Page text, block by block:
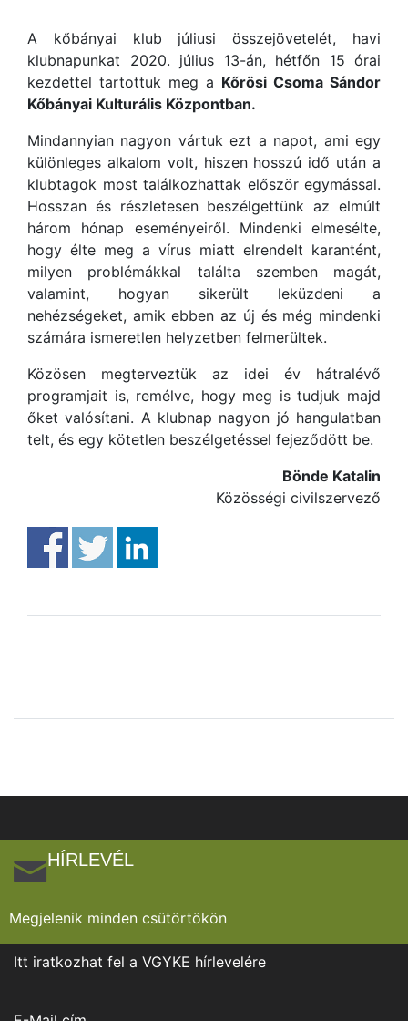
A kőbányai klub júliusi összejövetelét, havi
klubnapunkat 2020. július 13-án, hétfőn 15 órai
kezdettel tartottuk meg a Kőrösi Csoma Sándor
Kőbányai Kulturális Központban.
Mindannyian nagyon vártuk ezt a napot, ami egy
különleges alkalom volt, hiszen hosszú idő után a
klubtagok most találkozhattak először egymással.
Hosszan és részletesen beszélgettünk az elmúlt
három hónap eseményeiről. Mindenki elmesélte,
hogy élte meg a vírus miatt elrendelt karantént,
milyen problémákkal találta szemben magát,
valamint, hogyan sikerült leküzdeni a
nehézségeket, amik ebben az új és még mindenki
számára ismeretlen helyzetben felmerültek.
Közösen megterveztük az idei év hátralévő
programjait is, remélve, hogy meg is tudjuk majd
őket valósítani. A klubnap nagyon jó hangulatban
telt, és egy kötetlen beszélgetéssel fejeződött be.
Bönde Katalin
Közösségi civilszervező
HÍRLEVÉL
Megjelenik minden csütörtökön
Itt iratkozhat fel a VGYKE hírlevelére